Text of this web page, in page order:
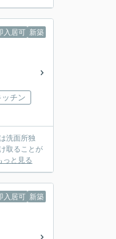
入居可 新築
チン
洗面所独
取ることが
っと見る
入居可 新築